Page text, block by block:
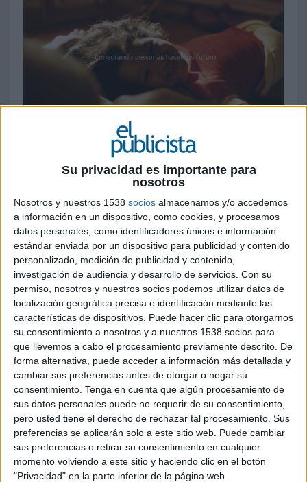
Su privacidad es importante para
nosotros
Nosotros y nuestros 1538 socios almacenamos y/o accedemos
a información en un dispositivo, como cookies, y procesamos
datos personales, como identificadores únicos e información
estándar enviada por un dispositivo para publicidad y contenido
personalizado, medición de publicidad y contenido,
investigación de audiencia y desarrollo de servicios. Con su
permiso, nosotros y nuestros socios podemos utilizar datos de
localización geográfica precisa e identificación mediante las
características de dispositivos. Puede hacer clic para otorgarnos
su consentimiento a nosotros y a nuestros 1538 socios para
que llevemos a cabo el procesamiento previamente descrito. De
forma alternativa, puede acceder a información más detallada y
cambiar sus preferencias antes de otorgar o negar su
consentimiento. Tenga en cuenta que algún procesamiento de
sus datos personales puede no requerir de su consentimiento,
pero usted tiene el derecho de rechazar tal procesamiento. Sus
preferencias se aplicarán solo a este sitio web. Puede cambiar
sus preferencias o retirar su consentimiento en cualquier
momento volviendo a este sitio y haciendo clic en el botón
"Privacidad" en la parte inferior de la página web.
Ficha técnica
Anunciante: Iberia
Producto: Marca
Agencia creativa: McCann Worldgroup
Agencia medios: Havas Media
Nombre campaña: Impacto social
Contacto del cliente: Gemma Juncá, Sophie
Deslandes y Jesús de la Torre
Chief Creative Officer: Emiliano González De
Pietri
Directoras creativas: Daya Muñoz y Marta Abad
Copywriter: Paula Cabanillas
Chief Strategy Officer: Agustín Soriano
Strategy Director: María Goñi
Equipo de cuentas: Carmen Marfil, Clara Mateos,
Adrián Méndez y Marta Torrecillas
Equipo de producción audiovisual: María Iglesias,
Carlos Lucas y Sonia Cremerius
Productora: Garlic